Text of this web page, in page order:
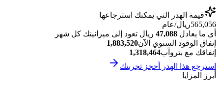
قيمة الهدر التي يمكنك استرجاعها
565,056ريال/عام
أي ما يعادل 47,088 ريال تعود إلى ميزانيتك كل شهر
إنفاق الوقود السنوي الآن1,883,520
إنفاقك مع بتروآب1,318,464
استرجع هذا الهدر أحجز تجربتك
أبرز المزايا